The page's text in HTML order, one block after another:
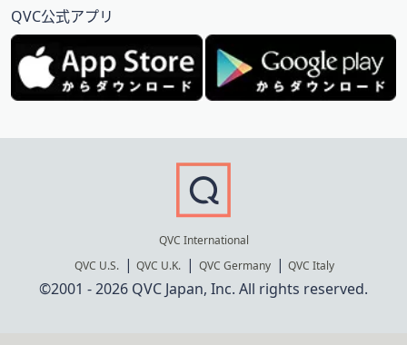
QVC公式アプリ
QVC International
QVC U.S.
QVC U.K. QVC Germany QVC Italy
©2001 - 2026 QVC Japan, Inc. All rights reserved.